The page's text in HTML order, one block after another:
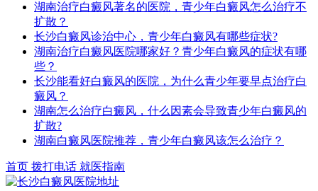
湖南治疗白癜风著名的医院，青少年白癜风怎么治疗不
扩散？
长沙白癜风诊治中心，青少年白癜风有哪些症状?
湖南治疗白癜风医院哪家好？青少年白癜风的症状有哪
些？
长沙能看好白癜风的医院，为什么青少年要早点治疗白
癜风？
湖南怎么治疗白癜风，什么因素会导致青少年白癜风的
扩散?
湖南白癜风医院推荐，青少年白癜风该怎么治疗？
首页 拨打电话 就医指南